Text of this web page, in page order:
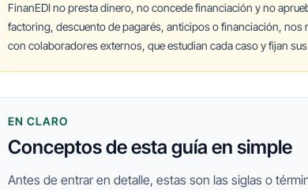
FinanEDI no presta dinero, no concede financiación y no
factoring, descuento de pagarés, anticipos o financiación,
con colaboradores externos, que estudian cada caso y fijan
EN CLARO
Conceptos de esta guía en simple
Antes de entrar en detalle, estas son las siglas o